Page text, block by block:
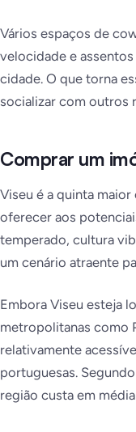
Vários espaços de
velocidade e
cidade. O que torna
socializar com outros
Comprar um
Viseu é a quinta
oferecer aos
temperado, cultura
um cenário atraente
Embora Viseu esteja
metropolitanas como
relativamente
portuguesas.
região custa em média